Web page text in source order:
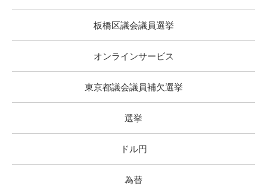
板橋区議会議員選挙
オンラインサービス
東京都議会議員補欠選挙
選挙
ドル円
為替